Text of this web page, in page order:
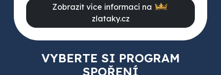
Zobrazit více informací na
zlataky.cz
VYBERTE SI PROGRAM
SPOŘENÍ